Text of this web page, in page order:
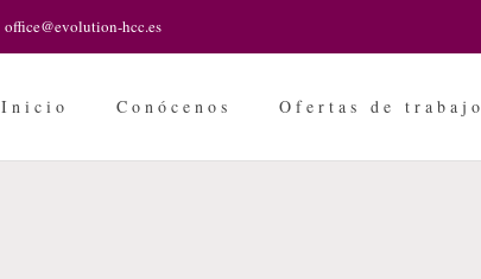
office@evolution-hcc.es
Inicio Conócenos Ofertas de trabajo